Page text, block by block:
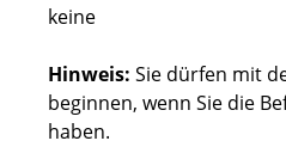
keine
Hinweis: Sie dürfen mit
beginnen, wenn Sie die
haben.